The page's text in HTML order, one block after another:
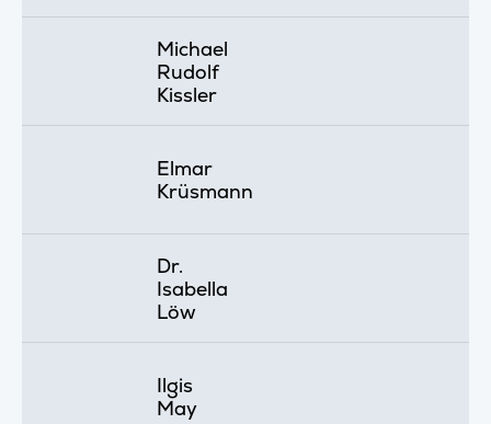
Michael
Rudolf
Kissler
Elmar
Krüsmann
Dr.
Isabella
Löw
Ilgis
May